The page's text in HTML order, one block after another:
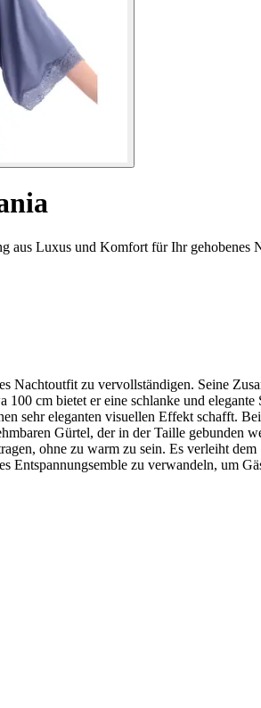
aus Luxus und Komfort für Ihr gehobenes
Nachtoutfit zu vervollständigen. Seine
cm bietet er eine schlanke und
sehr eleganten visuellen Effekt schafft.
Gürtel, der in der Taille
ohne zu warm zu sein. Es verleiht
Entspannungsemble zu verwandeln, um